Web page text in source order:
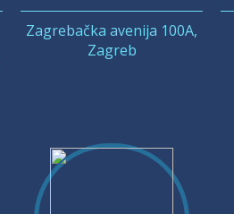
Zagrebačka avenija 100A,
Zagreb